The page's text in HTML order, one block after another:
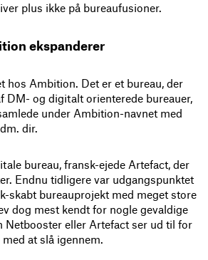
plus ikke på bureaufusioner.
ekspanderer
hos Ambition. Det er et bureau, der
DM- og digitalt orienterede bureauer,
under Ambition-navnet med
dir.
bureau, fransk-ejede Artefact, der
Endnu tidligere var udgangspunktet
skabt bureauprojekt med meget store
dog mest kendt for nogle gevaldige
Netbooster eller Artefact ser ud til for
at slå igennem.